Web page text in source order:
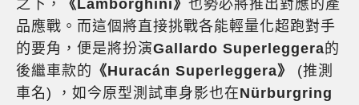
之下，
《Lamborghini》 也勢必將推出對應的產
品應戰。而這個將直接挑戰各能輕量化超跑對手
的要角，便是將扮演Gallardo Superleggera的
後繼車款的 《Huracán Superleggera》
(推測
車名) ，如今原型測試車身影也在Nürburgring